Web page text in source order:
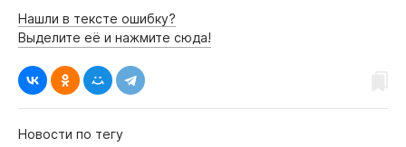
Нашли в тексте ошибку?
Выделите её и нажмите сюда!
Новости по тегу